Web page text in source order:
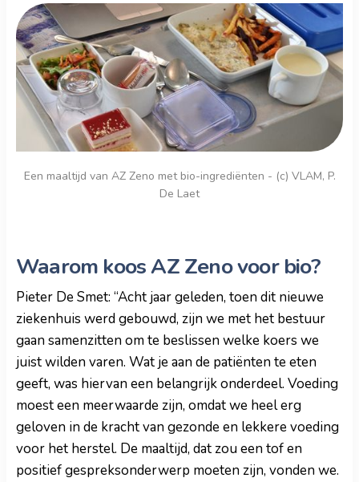
Een maaltijd van AZ Zeno met bio-ingrediënten - (c) VLAM, P.
De Laet
Waarom koos AZ Zeno voor bio?
Pieter De Smet: “Acht jaar geleden, toen dit nieuwe
ziekenhuis werd gebouwd, zijn we met het bestuur
gaan samenzitten om te beslissen welke koers we
juist wilden varen. Wat je aan de patiënten te eten
geeft, was hiervan een belangrijk onderdeel. Voeding
moest een meerwaarde zijn, omdat we heel erg
geloven in de kracht van gezonde en lekkere voeding
voor het herstel. De maaltijd, dat zou een tof en
positief gespreksonderwerp moeten zijn, vonden we.